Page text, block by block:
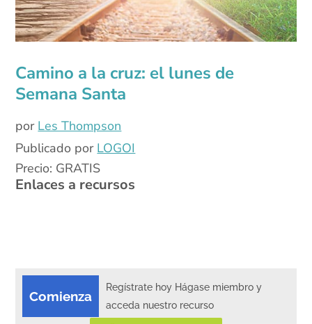
Camino a la cruz: el lunes de
Semana Santa
por Les Thompson
Publicado por LOGOI
Precio: GRATIS
Enlaces a recursos
Comienza
Regístrate hoy Hágase miembro y
acceda nuestro recurso